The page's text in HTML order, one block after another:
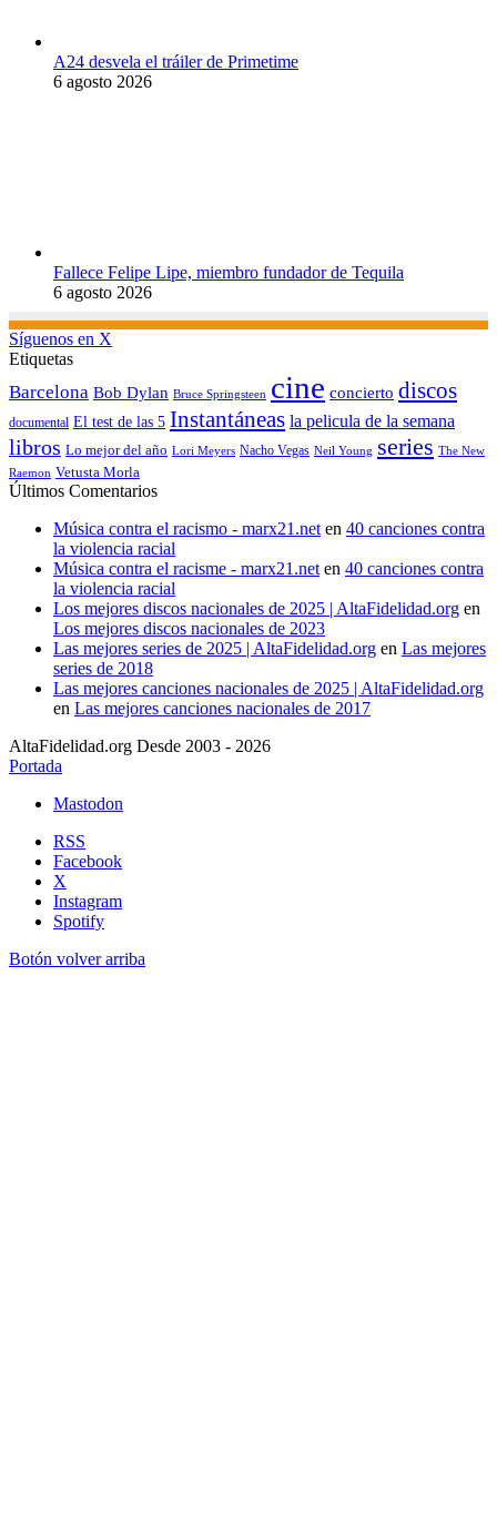
A24 desvela el tráiler de Primetime
6 agosto 2026
Fallece Felipe Lipe, miembro fundador de Tequila
6 agosto 2026
Síguenos en X
Etiquetas
Barcelona Bob Dylan Bruce Springsteen cine concierto discos
documental El test de las 5 Instantáneas la pelicula de la semana
libros Lo mejor del año Lori Meyers Nacho Vegas Neil Young series The New
Raemon Vetusta Morla
Últimos Comentarios
Música contra el racismo - marx21.net en 40 canciones contra
la violencia racial
Música contra el racisme - marx21.net en 40 canciones contra
la violencia racial
Los mejores discos nacionales de 2025 | AltaFidelidad.org en
Los mejores discos nacionales de 2023
Las mejores series de 2025 | AltaFidelidad.org en Las mejores
series de 2018
Las mejores canciones nacionales de 2025 | AltaFidelidad.org
en Las mejores canciones nacionales de 2017
AltaFidelidad.org Desde 2003 - 2026
Portada
Mastodon
RSS
Facebook
X
Instagram
Spotify
Botón volver arriba